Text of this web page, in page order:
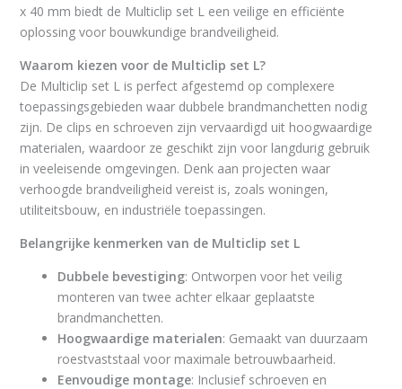
x 40 mm biedt de Multiclip set L een veilige en efficiënte
oplossing voor bouwkundige brandveiligheid.
Waarom kiezen voor de Multiclip set L?
De Multiclip set L is perfect afgestemd op complexere
toepassingsgebieden waar dubbele brandmanchetten nodig
zijn. De clips en schroeven zijn vervaardigd uit hoogwaardige
materialen, waardoor ze geschikt zijn voor langdurig gebruik
in veeleisende omgevingen. Denk aan projecten waar
verhoogde brandveiligheid vereist is, zoals woningen,
utiliteitsbouw, en industriële toepassingen.
Belangrijke kenmerken van de Multiclip set L
Dubbele bevestiging: Ontworpen voor het veilig
monteren van twee achter elkaar geplaatste
brandmanchetten.
Hoogwaardige materialen: Gemaakt van duurzaam
roestvaststaal voor maximale betrouwbaarheid.
Eenvoudige montage: Inclusief schroeven en